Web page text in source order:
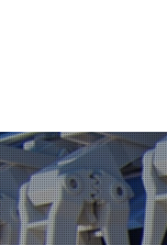
会社
グレーディング
新卒採用 キャリ